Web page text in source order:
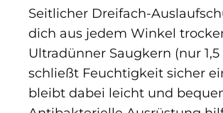
Seitlicher Dreifach-
dich aus jedem Winkel
Ultradünner Saugkern (nur
schließt Feuchtigkeit sicher
bleibt dabei leicht und